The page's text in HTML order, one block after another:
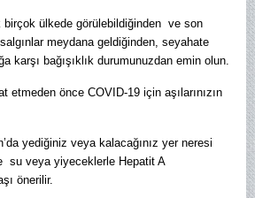
birçok ülkede görülebildiğinden ve son
meydana geldiğinden, seyahate
karşı bağışıklık durumunuzdan emin olun.
etmeden önce COVID-19 için aşılarınızın
yediğiniz veya kalacağınız yer neresi
su veya yiyeceklerle Hepatit A
önerilir.